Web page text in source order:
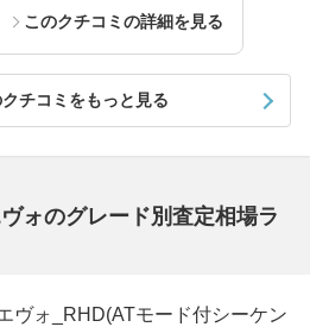
このクチコミの詳細を見る
チコミをもっと見る
ォのグレード別査定相場ラ
ヴォ_RHD(ATモード付シーケン